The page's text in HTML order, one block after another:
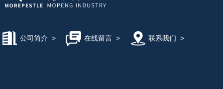
公司简介 > 在线留言> 联系我们 >